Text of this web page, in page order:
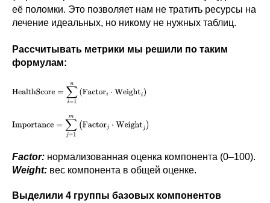
её поломки. Это позволяет нам не тратить ресурсы на
лечение идеальных, но никому не нужных таблиц.
Рассчитывать метрики мы решили по таким
формулам:
Factor: нормализованная оценка компонента (0–100).
Weight: вес компонента в общей оценке.
Выделили 4 группы базовых компонентов